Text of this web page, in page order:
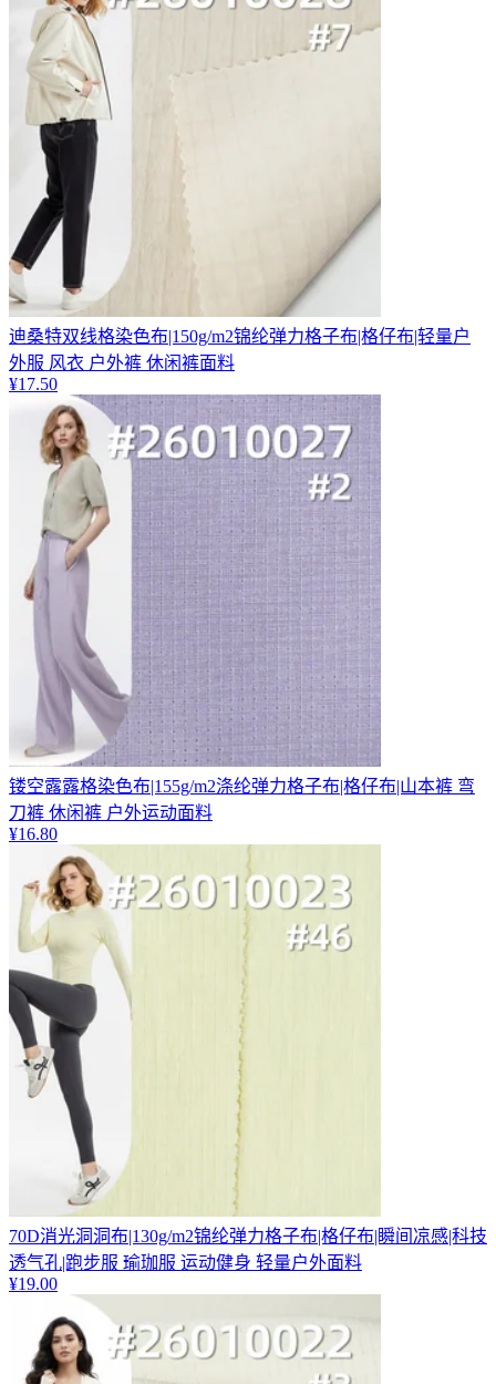
迪桑特双线格染色布|150g/m2锦纶弹力格子布|格仔布|轻量户
外服 风衣 户外裤 休闲裤面料
¥17.50
镂空露露格染色布|155g/m2涤纶弹力格子布|格仔布|山本裤 弯
刀裤 休闲裤 户外运动面料
¥16.80
70D消光洞洞布|130g/m2锦纶弹力格子布|格仔布|瞬间凉感|科技
透气孔|跑步服 瑜珈服 运动健身 轻量户外面料
¥19.00